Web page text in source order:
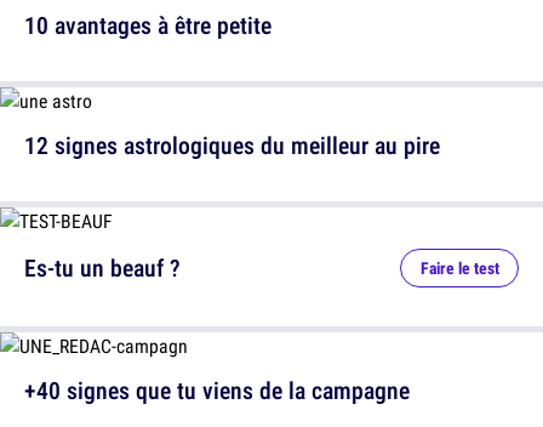
10 avantages à être petite
12 signes astrologiques du meilleur au pire
Es-tu un beauf ? Faire le test
+40 signes que tu viens de la campagne